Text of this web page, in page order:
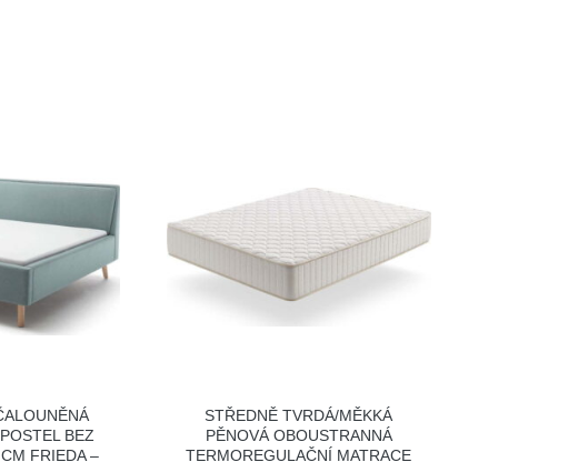
BEZ
FRIEDA –
STŘEDNĚ TVRDÁ/MĚKKÁ
PĚNOVÁ OBOUSTRANNÁ
TERMOREGULAČNÍ MATRACE